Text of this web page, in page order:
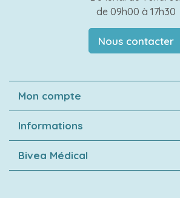
de 09h00 à 17h30
Nous contacter
Mon compte
Informations
Bivea Médical